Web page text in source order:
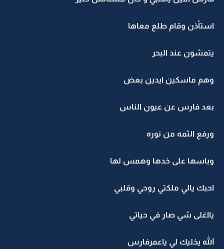
استأذن وقام طلع معاها
يتمشون عند البحر
وهم ماسكين ايدين بعض
بعد فارس عن عيون الناس
ورفع الثمه من نوره
وباسها على خدها وهمس لها
احبك يالي ملكتي روحي وقلبي
يااغلى شي صار في حياتي
الله يخليك لي ياعمرفارس